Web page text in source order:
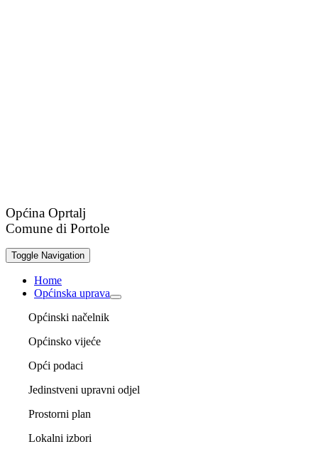
Općina Oprtalj
Comune di Portole
Toggle Navigation
Home
Općinska uprava
Općinski načelnik
Općinsko vijeće
Opći podaci
Jedinstveni upravni odjel
Prostorni plan
Lokalni izbori